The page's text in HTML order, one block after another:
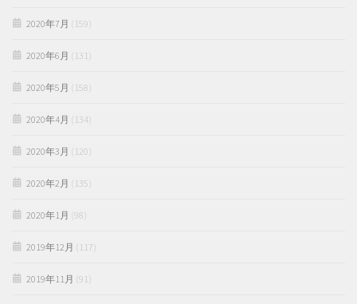
2020年7月 (159)
2020年6月 (131)
2020年5月 (158)
2020年4月 (134)
2020年3月 (120)
2020年2月 (135)
2020年1月 (98)
2019年12月 (117)
2019年11月 (91)